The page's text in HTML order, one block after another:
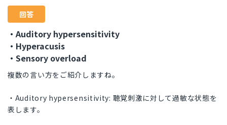
回答
・Auditory hypersensitivity
・Hyperacusis
・Sensory overload
複数の言い方をご紹介しますね。
・Auditory hypersensitivity: 聴覚刺激に対して過敏な状態を
表します。